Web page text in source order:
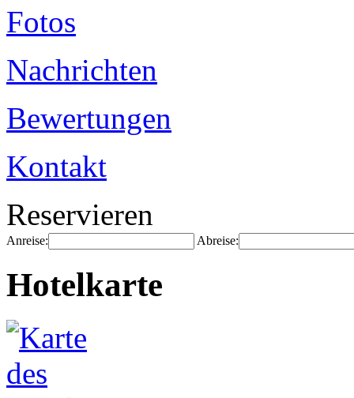
Fotos
Nachrichten
Bewertungen
Kontakt
Reservieren
Anreise: Abreise:
Hotelkarte